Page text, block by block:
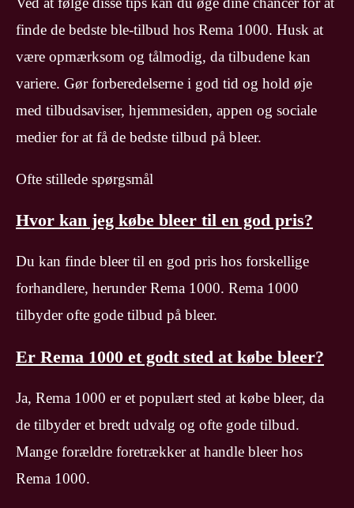
finde de bedste ble-tilbud hos Rema 1000. Husk at
være opmærksom og tålmodig, da tilbudene kan
variere. Gør forberedelserne i god tid og hold øje
med tilbudsaviser, hjemmesiden, appen og sociale
medier for at få de bedste tilbud på bleer.
Ofte stillede spørgsmål
Hvor kan jeg købe bleer til en god pris?
Du kan finde bleer til en god pris hos forskellige
forhandlere, herunder Rema 1000. Rema 1000
tilbyder ofte gode tilbud på bleer.
Er Rema 1000 et godt sted at købe bleer?
Ja, Rema 1000 er et populært sted at købe bleer, da
de tilbyder et bredt udvalg og ofte gode tilbud.
Mange forældre foretrækker at handle bleer hos
Rema 1000.